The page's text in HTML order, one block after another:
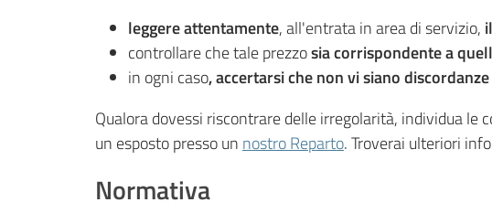
leggere attentamente, all'entrata in area di servizio,
controllare che tale prezzosia corrispondente a
in ogni caso, accertarsi che non vi siano
Qualora dovessi riscontrare delle irregolarità, individua
un esposto presso un nostro Reparto. Troverai ulteriori
Normativa